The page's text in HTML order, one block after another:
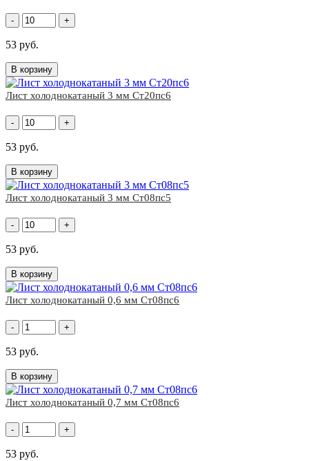
- +
53 руб.
В корзину
Лист холоднокатаный 3 мм Ст20пс6
- +
53 руб.
В корзину
Лист холоднокатаный 3 мм Ст08пс5
- +
53 руб.
В корзину
Лист холоднокатаный 0,6 мм Ст08пс6
- +
53 руб.
В корзину
Лист холоднокатаный 0,7 мм Ст08пс6
- +
53 руб.